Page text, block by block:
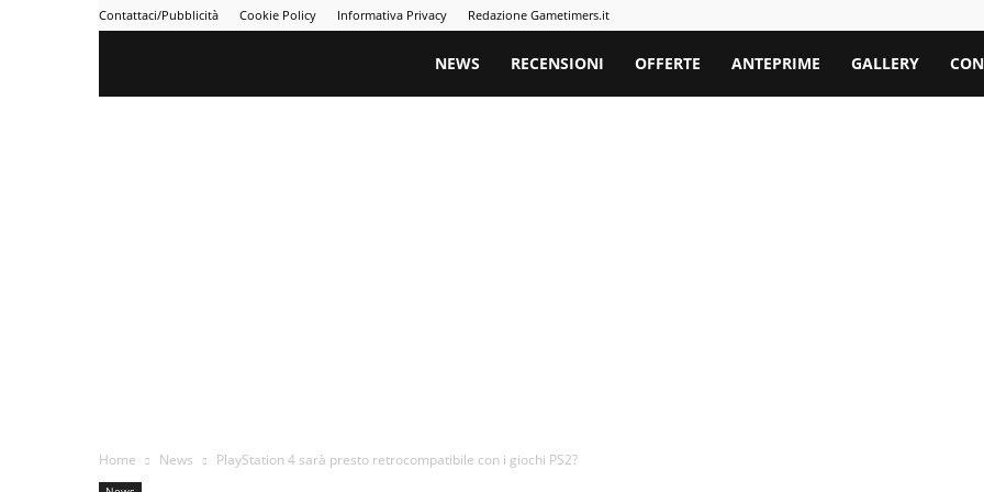
Contattaci/Pubblicità Cookie Policy Informativa Privacy Redazione Gametimers.it
Gametimers
NEWS RECENSIONI OFFERTE ANTEPRIME GALLERY
Home News PlayStation 4 sarà presto retrocompatibile con i giochi PS2?